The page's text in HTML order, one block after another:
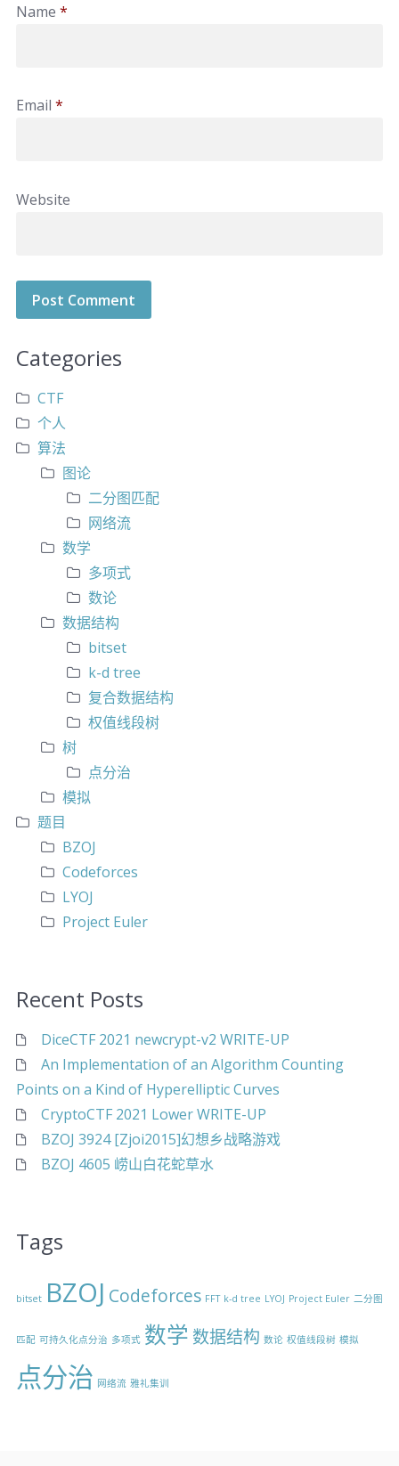
Name *
Email *
Website
Categories
CTF
个人
算法
图论
二分图匹配
网络流
数学
多项式
数论
数据结构
bitset
k-d tree
复合数据结构
权值线段树
树
点分治
模拟
题目
BZOJ
Codeforces
LYOJ
Project Euler
Recent Posts
DiceCTF 2021 newcrypt-v2 WRITE-UP
An Implementation of an Algorithm Counting
Points on a Kind of Hyperelliptic Curves
CryptoCTF 2021 Lower WRITE-UP
BZOJ 3924 [Zjoi2015]幻想乡战略游戏
BZOJ 4605 崂山白花蛇草水
Tags
bitset BZOJ Codeforces FFT k-d tree LYOJ Project Euler 二分图
匹配 可持久化点分治 多项式 数学 数据结构 数论 权值线段树 模拟
点分治 网络流 雅礼集训